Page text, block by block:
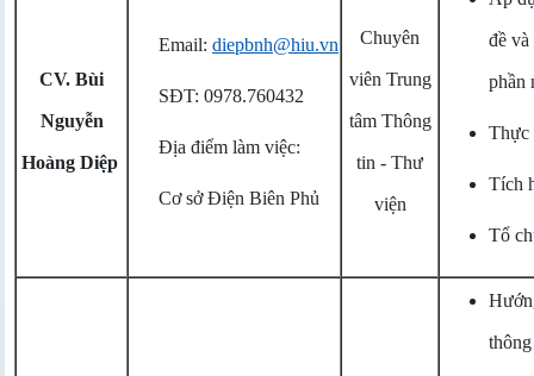
CV. Bùi
Nguyễn
Hoàng Diệp
Email: diepbnh@hiu.vn
SĐT: 0978.760432
Địa điểm làm việc:
Cơ sở Điện Biên Phủ
Chuyên
viên Trung
tâm Thông
tin - Thư
viện
đề
phần
Thực
Tích
Tổ